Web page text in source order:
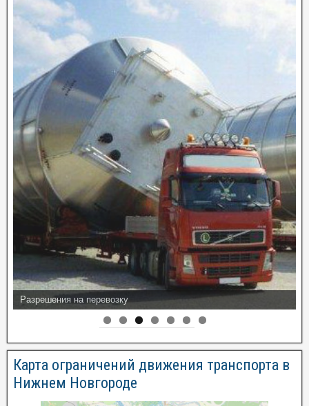
Разрешения на перевозку
Карта ограничений движения транспорта в
Нижнем Новгороде